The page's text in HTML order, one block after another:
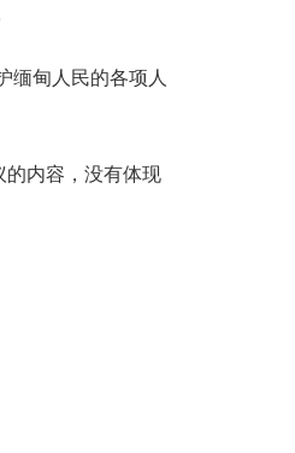
缅甸人民的各项人
内容，没有体现